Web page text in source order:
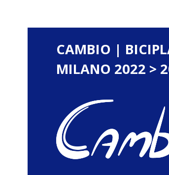
CAMBIO |
MILANO 2022 >